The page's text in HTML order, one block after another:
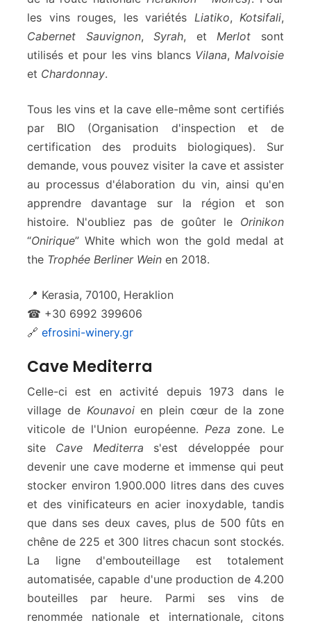
les vins rouges, les variétés Liatiko, Kotsifali,
Cabernet Sauvignon,Syrah, etMerlot sont
utilisés et pour les vins blancs Vilana,Malvoisie
et Chardonnay.
Tous les vins et la cave elle-même sont certifiés
par BIO (Organisation d'inspection et de
certification des produits biologiques). Sur
demande, vous pouvez visiter la cave et assister
au processus d'élaboration du vin, ainsi qu'en
apprendre davantage sur la région et son
histoire. N'oubliez pas de goûter le Orinikon
“Onirique” White which won the gold medal at
the Trophée Berliner Wein en 2018.
📍 Kerasia, 70100, Heraklion
☎ +30 6992 399606
🔗 efrosini-winery.gr
Cave Mediterra
Celle-ci est en activité depuis 1973 dans le
village de Kounavoien plein cœur de la zone
viticole de l'Union européenne. Peza zone. Le
site Cave Mediterra s'est développée pour
devenir une cave moderne et immense qui peut
stocker environ 1.900.000 litres dans des cuves
et des vinificateurs en acier inoxydable, tandis
que dans ses deux caves, plus de 500 fûts en
chêne de 225 et 300 litres chacun sont stockés.
La ligne d'embouteillage est totalement
automatisée, capable d'une production de 4.200
bouteilles par heure. Parmi ses vins de
renommée nationale et internationale, citons